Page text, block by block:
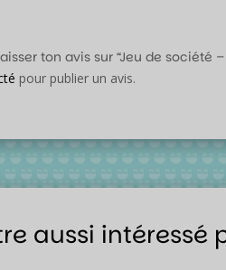
ton avis sur “Jeu de société –
pour publier un avis.
aussi intéressé